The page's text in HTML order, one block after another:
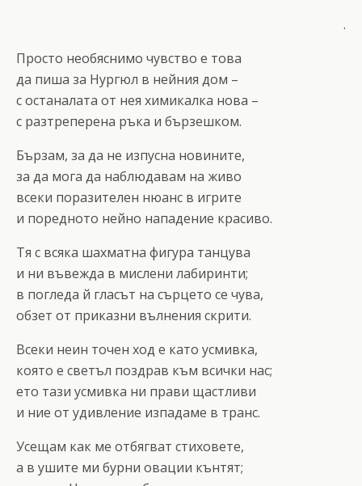
.
Просто необяснимо чувство е това
да пиша за Нургюл в нейния дом –
с останалата от нея химикалка нова –
с разтреперена ръка и бързешком.
Бързам, за да не изпусна новините,
за да мога да наблюдавам на живо
всеки поразителен нюанс в игрите
и поредното нейно нападение красиво.
Тя с всяка шахматна фигура танцува
и ни въвежда в мислени лабиринти;
в погледа й гласът на сърцето се чува,
обзет от приказни вълнения скрити.
Всеки неин точен ход е като усмивка,
която е светъл поздрав към всички нас;
ето тази усмивка ни прави щастливи
и ние от удивление изпадаме в транс.
Усещам как ме отбягват стиховете,
а в ушите ми бурни овации кънтят;